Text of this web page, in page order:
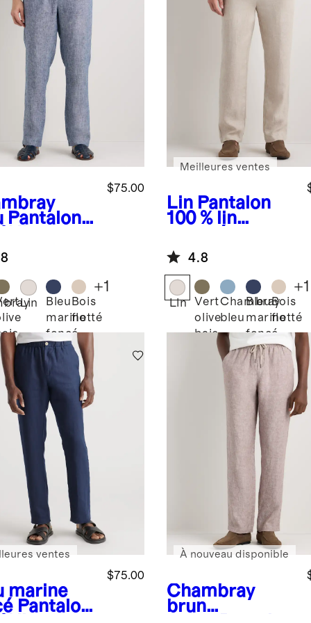
Pantalon
$75.00
Lin
Bleu
marine
foncé
Bois
flotté
+1
Lin Pantalon
100 % lin
Meilleures ventes
4.8
Lin
Vert
olive
baie
Chambray
bleu
Bleu
marine
foncé
Bois
flotté
+1
marine
Pantalon
$75.00
ventes
Chambray
brun
À nouveau disponible